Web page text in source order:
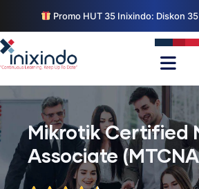
Promo HUT 35 Inixindo: Diskon
Mikrotik Certified
Associate